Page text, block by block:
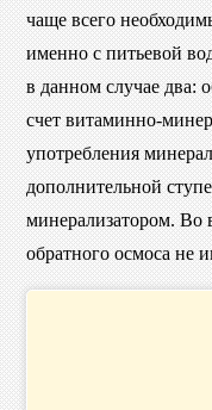
чаще всего
именно с питьевой
в данном случае два:
счет витаминно-
употребления
дополнительной
минерализатором. Во
обратного осмоса не